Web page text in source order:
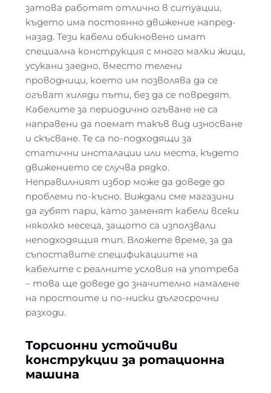
затова работят отлично в ситуации,
където има постоянно движение напред-
назад. Тези кабели обикновено имат
специална конструкция с много малки жици,
усукани заедно, вместо телени
проводници, което им позволява да се
огъват хиляди пъти, без да се повредят.
Кабелите за периодично огъване не са
направени да поемат такъв вид износване
и скъсване. Те са по-подходящи за
статични инсталации или места, където
движението се случва рядко.
Неправилният избор може да доведе до
проблеми по-късно. Виждали сме магазини
да губят пари, като заменят кабели всеки
няколко месеца, защото са използвали
неподходящия тип. Вложете време, за да
съпоставите спецификациите на
кабелите с реалните условия на употреба
– това ще доведе до значително намалене
на простоите и по-ниски дългосрочни
разходи.
Торсионни устойчиви
конструкции за ротационна
машина